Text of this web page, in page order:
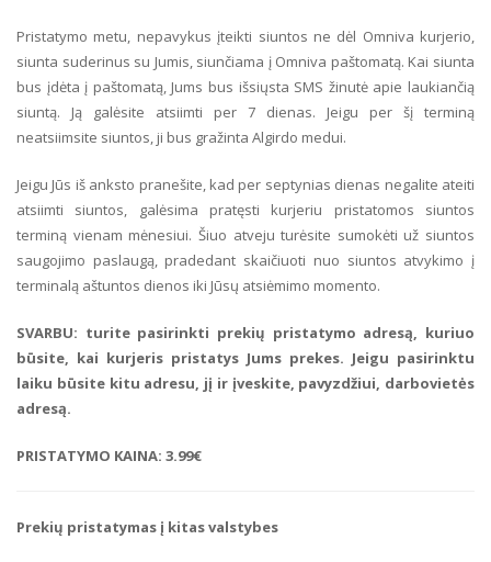
Pristatymo metu, nepavykus įteikti siuntos ne dėl Omniva kurjerio,
siunta suderinus su Jumis, siunčiama į Omniva paštomatą. Kai siunta
bus įdėta į paštomatą, Jums bus išsiųsta SMS žinutė apie laukiančią
siuntą. Ją galėsite atsiimti per 7 dienas. Jeigu per šį terminą
neatsiimsite siuntos, ji bus gražinta Algirdo medui.
Jeigu Jūs iš anksto pranešite, kad per septynias dienas negalite ateiti
atsiimti siuntos, galėsima pratęsti kurjeriu pristatomos siuntos
terminą vienam mėnesiui. Šiuo atveju turėsite sumokėti už siuntos
saugojimo paslaugą, pradedant skaičiuoti nuo siuntos atvykimo į
terminalą aštuntos dienos iki Jūsų atsiėmimo momento.
SVARBU: turite pasirinkti prekių pristatymo adresą, kuriuo
būsite, kai kurjeris pristatys Jums prekes. Jeigu pasirinktu
laiku būsite kitu adresu, jį ir įveskite, pavyzdžiui, darbovietės
adresą.
PRISTATYMO KAINA: 3.99€
Prekių pristatymas į kitas valstybes